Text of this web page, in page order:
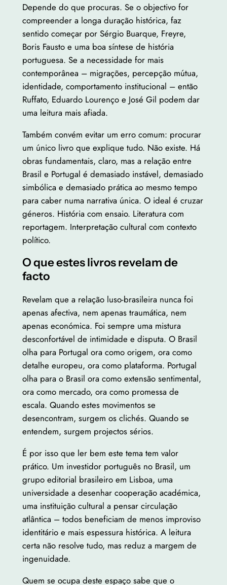
Depende do que procuras. Se o objectivo for
compreender a longa duração histórica, faz
sentido começar por Sérgio Buarque, Freyre,
Boris Fausto e uma boa síntese de história
portuguesa. Se a necessidade for mais
contemporânea – migrações, percepção mútua,
identidade, comportamento institucional – então
Ruffato, Eduardo Lourenço e José Gil podem dar
uma leitura mais afiada.
Também convém evitar um erro comum: procurar
um único livro que explique tudo. Não existe. Há
obras fundamentais, claro, mas a relação entre
Brasil e Portugal é demasiado instável, demasiado
simbólica e demasiado prática ao mesmo tempo
para caber numa narrativa única. O ideal é cruzar
géneros. História com ensaio. Literatura com
reportagem. Interpretação cultural com contexto
político.
O que estes livros revelam de
facto
Revelam que a relação luso-brasileira nunca foi
apenas afectiva, nem apenas traumática, nem
apenas económica. Foi sempre uma mistura
desconfortável de intimidade e disputa. O Brasil
olha para Portugal ora como origem, ora como
detalhe europeu, ora como plataforma. Portugal
olha para o Brasil ora como extensão sentimental,
ora como mercado, ora como promessa de
escala. Quando estes movimentos se
desencontram, surgem os clichés. Quando se
entendem, surgem projectos sérios.
É por isso que ler bem este tema tem valor
prático. Um investidor português no Brasil, um
grupo editorial brasileiro em Lisboa, uma
universidade a desenhar cooperação académica,
uma instituição cultural a pensar circulação
atlântica – todos beneficiam de menos improviso
identitário e mais espessura histórica. A leitura
certa não resolve tudo, mas reduz a margem de
ingenuidade.
Quem se ocupa deste espaço sabe que o